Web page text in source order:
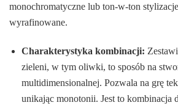
monochromatyczne lub ton-w-ton
wyrafinowane.
Charakterystyka kombinacji:
zieleni, w tym oliwki, to sposób na
multidimensionalnej. Pozwala na grę
unikając monotonii. Jest to kombinacja